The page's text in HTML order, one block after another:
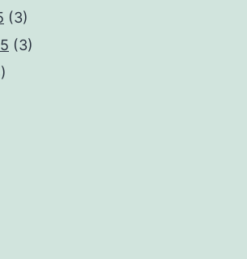
(3)
(3)